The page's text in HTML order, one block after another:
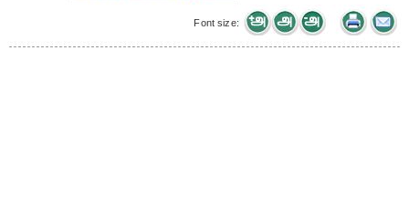
Font size: